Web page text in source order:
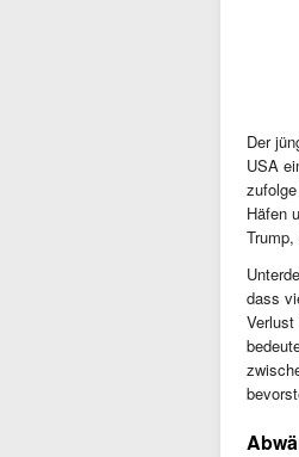
Der
USA
Häfen
dass